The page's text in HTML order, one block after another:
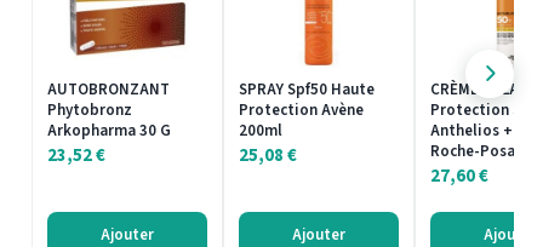
AUTOBRONZANT
Phytobronz
Arkopharma 30 G
23,52€
Ajouter
SPRAY Spf50 Haute
Protection Avène
200ml
25,08€
Ajouter
CRÈME SOLAIRE
Protection
Anthelios +
Roche-Posay
27,60€
Ajouter